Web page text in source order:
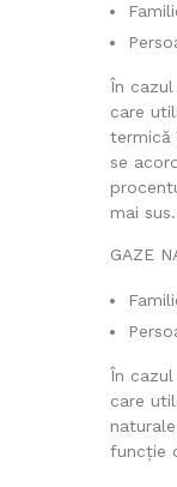
În
care
termică
se
mai sus.
GAZE
În
care
funcție